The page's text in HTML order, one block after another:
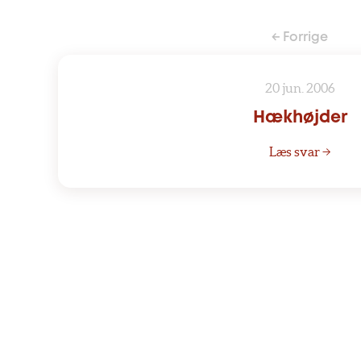
← Forrige
20 jun. 2006
Hækhøjder
Læs svar →